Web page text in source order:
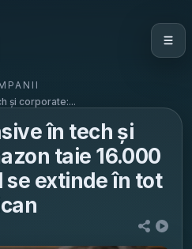
și corporate:...
în tech și
taie 16.000
se extinde în tot